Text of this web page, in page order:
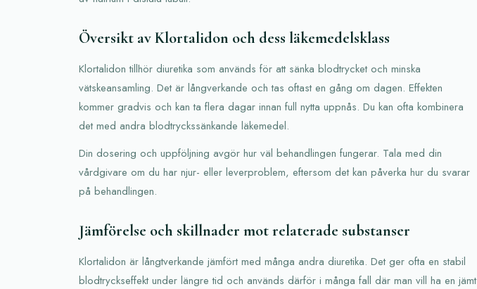
Översikt av Klortalidon och dess läkemedelsklass
Klortalidon tillhör diuretika som används för att sänka blodtrycket och minska
vätskeansamling. Det är långverkande och tas oftast en gång om dagen. Effekten
kommer gradvis och kan ta flera dagar innan full nytta uppnås. Du kan ofta kombinera
det med andra blodtryckssänkande läkemedel.
Din dosering och uppföljning avgör hur väl behandlingen fungerar. Tala med din
vårdgivare om du har njur- eller leverproblem, eftersom det kan påverka hur du svarar
på behandlingen.
Jämförelse och skillnader mot relaterade substanser
Klortalidon är långtverkande jämfört med många andra diuretika. Det ger ofta en stabil
blodtryckseffekt under längre tid och används därför i många fall där man vill ha en jämt